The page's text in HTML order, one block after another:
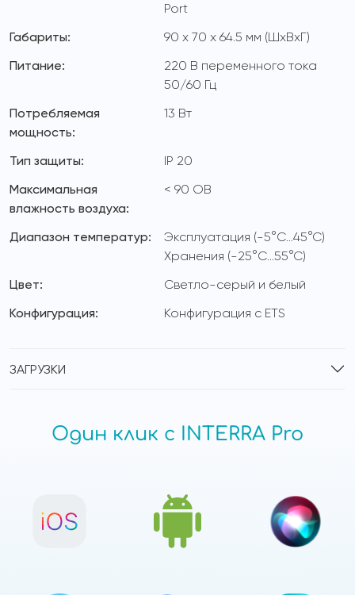
Port
Габариты:
90 x 70 x 64.5 мм (ШхВхГ)
Питание:
220 В переменного тока
50/60 Гц
Потребляемая
мощность:
13 Вт
Тип защиты:
IP 20
Максимальная
влажность воздуха:
< 90 ОВ
Диапазон температур:
Эксплуатация (-5°C...45°C)
Хранения (-25°C...55°C)
Цвет:
Светло-серый и белый
Конфигурация:
Конфигурация с ETS
ЗАГРУЗКИ
Один клик с INTERRA Pro